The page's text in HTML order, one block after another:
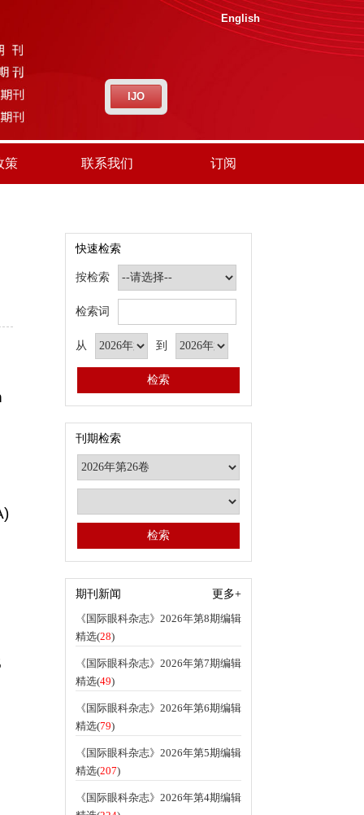
English
IJO
策 联系我们 订阅
快速检索
按检索
检索词
从 到
刊期检索
期刊新闻
更多+
《国际眼科杂志》2026年第8期编辑
精选(28)
《国际眼科杂志》2026年第7期编辑
精选(49)
《国际眼科杂志》2026年第6期编辑
精选(79)
《国际眼科杂志》2026年第5期编辑
精选(207)
《国际眼科杂志》2026年第4期编辑